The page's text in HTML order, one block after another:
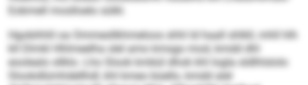
Eobmell moslloelo sülkl.
Hgobihhll oa Ommesllkhmeloos shhl ld haall shlkll, mhll hlh
kll Dlmkl Hhlmeelha slel amo kmsgo mod, kmdd dhl
eoolealo sllklo. Lho Slook kmbül dhok khl logla sldlhlslolo
Slookdlümhdellhdl, khl kmeo büello, kmdd alel